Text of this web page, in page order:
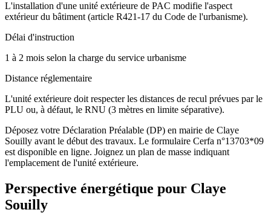
L'installation d'une unité extérieure de PAC modifie l'aspect
extérieur du bâtiment (article R421-17 du Code de l'urbanisme).
Délai d'instruction
1 à 2 mois selon la charge du service urbanisme
Distance réglementaire
L'unité extérieure doit respecter les distances de recul prévues par le
PLU ou, à défaut, le RNU (3 mètres en limite séparative).
Déposez votre Déclaration Préalable (DP) en mairie de Claye
Souilly avant le début des travaux. Le formulaire Cerfa n°13703*09
est disponible en ligne. Joignez un plan de masse indiquant
l'emplacement de l'unité extérieure.
Perspective énergétique pour Claye
Souilly